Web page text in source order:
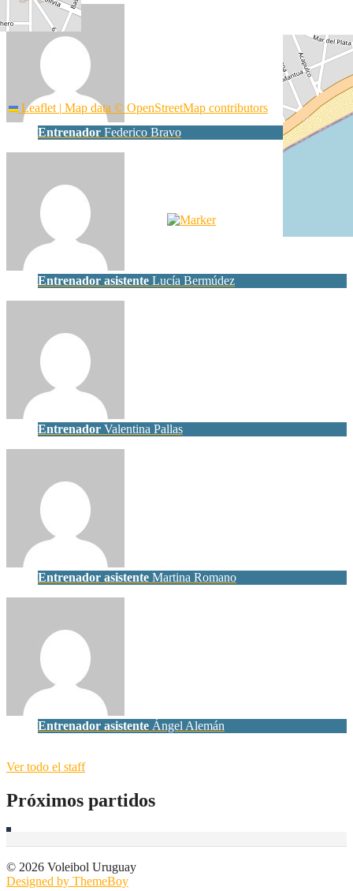
Leaflet | Map data © OpenStreetMap contributors
Entrenador Federico Bravo
Entrenador asistente Lucía Bermúdez
Entrenador Valentina Pallas
Entrenador asistente Martina Romano
Entrenador asistente Ángel Alemán
Ver todo el staff
Próximos partidos
© 2026 Voleibol Uruguay
Designed by ThemeBoy